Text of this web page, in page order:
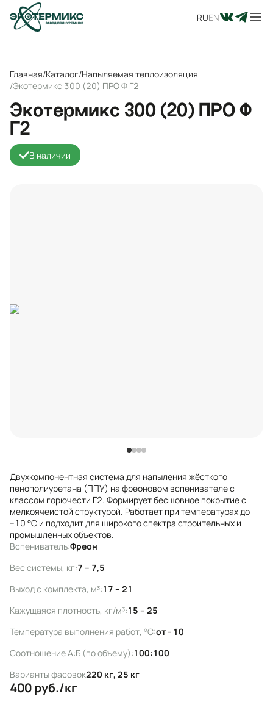
RUEN
Главная/Каталог/Напыляемая теплоизоляция
/Экотермикс 300 (20) ПРО Ф Г2
Экотермикс 300 (20) ПРО Ф
Г2
В наличии
Двухкомпонентная система для напыления жёсткого
пенополиуретана (ППУ) на фреоновом вспенивателе с
классом горючести Г2. Формирует бесшовное покрытие с
мелкоячеистой структурой. Работает при температурах до
−10 °C и подходит для широкого спектра строительных и
промышленных объектов.
Вспениватель:Фреон
Вес системы, кг:7 – 7,5
Выход с комплекта, м³:17 – 21
Кажущаяся плотность, кг/м³:15 – 25
Температура выполнения работ, °C:от - 10
Соотношение А:Б (по объему):100:100
Варианты фасовок220 кг, 25 кг
400руб./кг